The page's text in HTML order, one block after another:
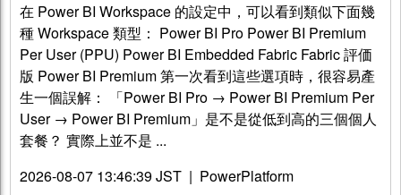
在 Power BI Workspace 的設定中，可以看到類似下面幾
種 Workspace 類型： Power BI Pro Power BI Premium
Per User (PPU) Power BI Embedded Fabric Fabric 評価
版 Power BI Premium 第一次看到這些選項時，很容易產
生一個誤解： 「Power BI Pro → Power BI Premium Per
User → Power BI Premium」是不是從低到高的三個個人
套餐？ 實際上並不是 ...
2026-08-07 13:46:39 JST | PowerPlatform